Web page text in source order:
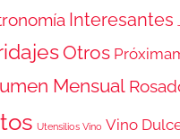
Interesantes
Otros
Mensual
Utensilios Vino Vino